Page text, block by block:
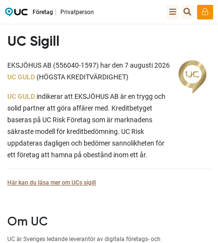
Företag Privatperson
UC Sigill
EKSJÖHUS AB (556040-1597) har den 7 augusti 2026
UC GULD (HÖGSTA KREDITVÄRDIGHET)
UC GULD indikerar att EKSJÖHUS AB är en trygg och
solid partner att göra affärer med. Kreditbetyget
baseras på UC Risk Företag som är marknadens
säkraste modell för kreditbedömning. UC Risk
uppdateras dagligen och bedömer sannolikheten för
ett företag att hamna på obestånd inom ett år.
Här kan du läsa mer om UCs sigill
Om UC
UC är Sveriges ledande leverantör av digitala företags- och